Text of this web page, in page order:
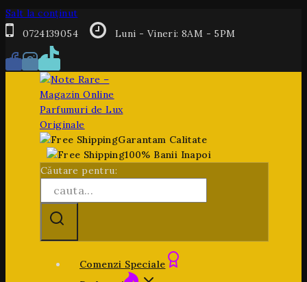
Salt la conținut
0724139054
Luni - Vineri: 8AM - 5PM
Garantam Calitate
100% Banii Inapoi
Căutare pentru:
Comenzi Speciale